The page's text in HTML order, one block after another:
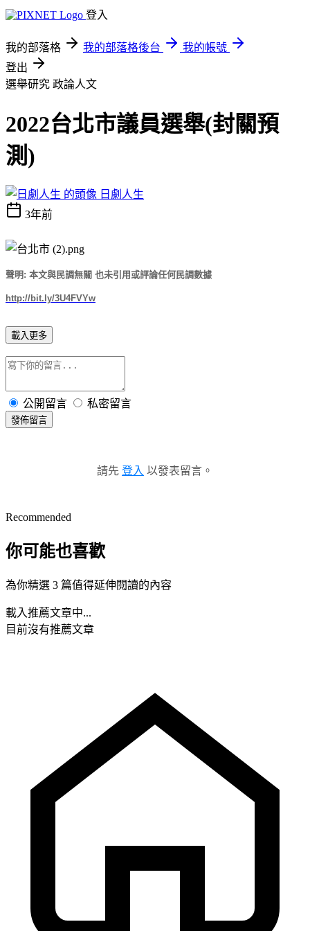
登入
我的部落格 我的部落格後台
我的帳號
登出
選舉研究 政論人文
2022台北市議員選舉(封關預
測)
日劇人生
3年前
聲明: 本文與民調無關 也未引用或評論任何民調數據
http://bit.ly/3U4FVYw
載入更多
公開留言 私密留言
發佈留言
請先 登入 以發表留言。
Recommended
你可能也喜歡
為你精選 3 篇值得延伸閱讀的內容
載入推薦文章中...
目前沒有推薦文章